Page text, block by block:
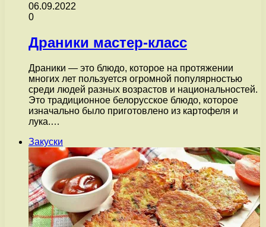
06.09.2022
0
Драники мастер-класс
Драники — это блюдо, которое на протяжении
многих лет пользуется огромной популярностью
среди людей разных возрастов и национальностей.
Это традиционное белорусское блюдо, которое
изначально было приготовлено из картофеля и
лука.…
Закуски